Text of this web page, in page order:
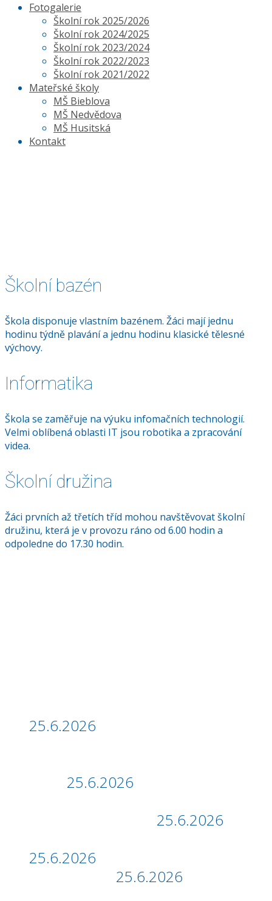
Fotogalerie
Školní rok 2025/2026
Školní rok 2024/2025
Školní rok 2023/2024
Školní rok 2022/2023
Školní rok 2021/2022
Mateřské školy
MŠ Bieblova
MŠ Nedvědova
MŠ Husitská
Kontakt
Školní bazén
Škola disponuje vlastním bazénem. Žáci mají jednu
hodinu týdně plavání a jednu hodinu klasické tělesné
výchovy.
Informatika
Škola se zaměřuje na výuku infomačních technologií.
Velmi oblíbená oblasti IT jsou robotika a zpracování
videa.
Školní družina
Žáci prvních až třetích tříd mohou navštěvovat školní
družinu, která je v provozu ráno od 6.00 hodin a
odpoledne do 17.30 hodin.
25.6.2026
25.6.2026
25.6.2026
25.6.2026
25.6.2026